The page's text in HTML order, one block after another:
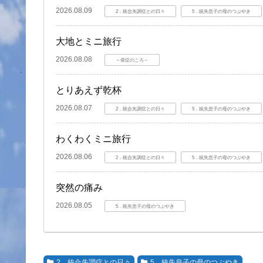
2026.08.09 2．統合失調症との日々 5．統失息子の母のつぶやき
大地とミニ旅行
2026.08.08 ～発症のころ～
とりあえず乾杯
2026.08.07 2．統合失調症との日々 5．統失息子の母のつぶやき
わくわくミニ旅行
2026.08.06 2．統合失調症との日々 5．統失息子の母のつぶやき
突然の痛み
2026.08.05 5．統失息子の母のつぶやき